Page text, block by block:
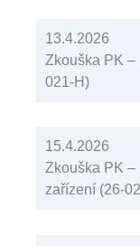
13.4.2026
Zkouška PK –
021-H)
15.4.2026
Zkouška PK –
zařízení (26-